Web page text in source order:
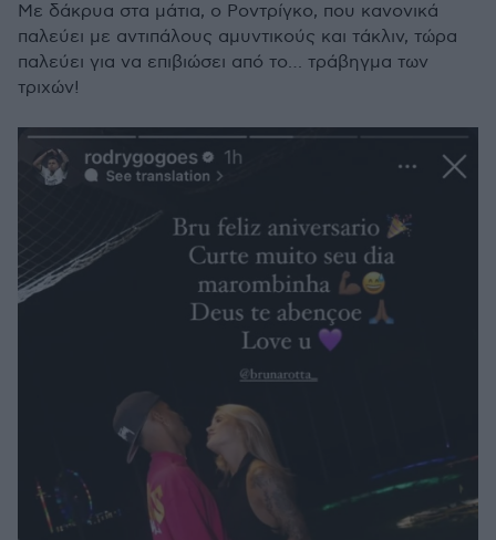
Με δάκρυα στα μάτια, ο Ροντρίγκο, που κανονικά
παλεύει με αντιπάλους αμυντικούς και τάκλιν, τώρα
παλεύει για να επιβιώσει από το… τράβηγμα των
τριχών!